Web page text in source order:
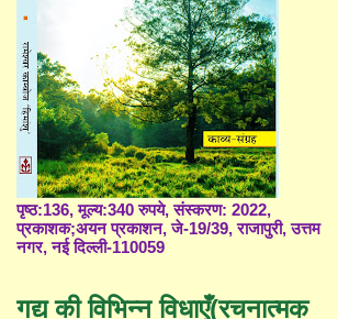
पृष्ठ:136, मूल्य:340 रुपये, संस्करण: 2022,
प्रकाशक;अयन प्रकाशन, जे-19/39, राजापुरी, उत्तम
नगर, नई दिल्ली-110059
गद्य की विभिन्न विधाएँ(रचनात्मक